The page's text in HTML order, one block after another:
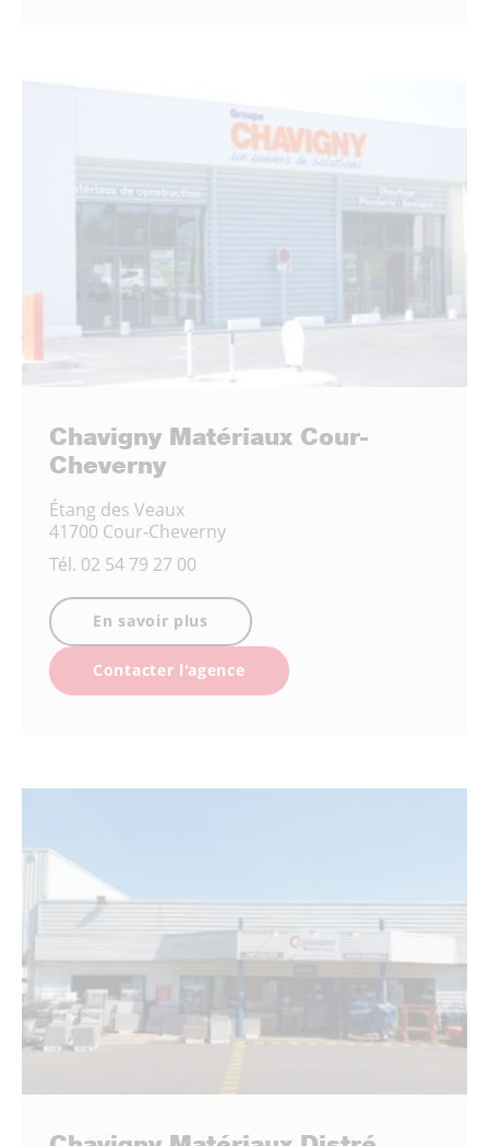
Chavigny Matériaux Cour-
Cheverny
Étang des Veaux
41700 Cour-Cheverny
Tél. 02 54 79 27 00
En savoir plus
Contacter l'agence